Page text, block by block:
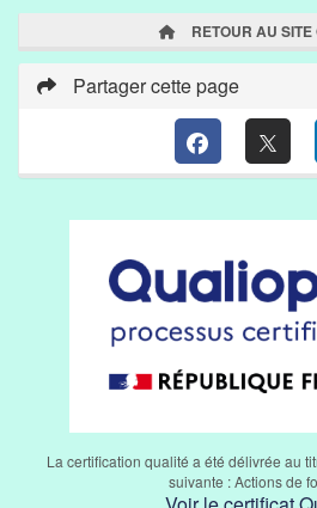
RETOUR AU
Partager cette page
La certification qualité a été délivrée au
suivante : Actions de